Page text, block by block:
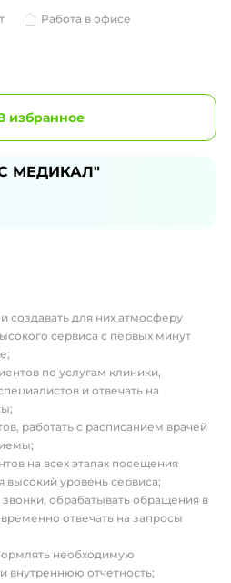
Работа в офисе
избранное
МЕДИКАЛ"
создавать для них атмосферу
сервиса с первых минут
по услугам клиники,
и отвечать на
работать с расписанием врачей
на всех этапах посещения
высокий уровень сервиса;
обрабатывать обращения в
отвечать на запросы
необходимую
внутреннюю отчетность;